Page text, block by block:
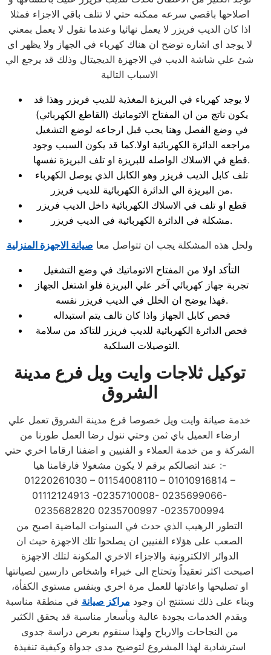
اصلاحها باقصي سرعه ممكنه حتي لا تتلف باقي الاجزاء فمثلا
اذا كان الديب فريزر لا يعمل نهائيا وعندما نقول لا يعمل بمعني
لا يوجد اي اشاره توضح ان هناك كهرباء في الجهاز ولا يظهر اي
شئ علي شاشة الديب في الاجهزة الديجيتال وذلك قد يرجع الي
الاسباب التالية
لا يوجد كهرباء في البريزة المغذية للديب فريزر وهذا قد
يكون ناتج من ان المفتاح الاتوماتيك (القاطع الكهربائي)
في وضع الفصل وهنا يجب قبل ارجاعه لوضع التشغيل
مراجعه الدائرة الكهربائية اولا.كما قد يكون السبب وجود
قطع في الاسلاك الواصله للبريزة او تلف البريزة نفسها.
تلف كابل الديب فريزر وهو الكابل الذي يوصل الكهرباء
من البريزة الي الدائرة الكهربائية للديب فريزر.
قطع او تلف في الاسلاك الكهربائية داخل الديب فريزر
مشكلة في الدائرة الكهربائية في الديب فريزر.
ولحل هذه المشكلة يجب ان تتواصل معا صيانة الاجهزة المنزلية
التأكد اولا من المفتاح الاتوماتيك في وضع التشغيل
تجربة جهاز كهربائي آخر علي البريزة فلو اشتغل الجهاز
فهذا يوضح ان الخلل في الديب فريزر نفسه.
فحص كابل الجهاز واذا كان تالف يتم استبداله
فحص الدائرة الكهربائية للديب فريزر للتاكد من سلامة
التوصيلات السلكية.
توكيل ثلاجات وايت ويل فرع مدينة
الشروق
خدمة صيانة وايت ويل خصوصا فرع مدينة الشروق تعمل علي
ارضاء العميل باي ثمن وحتي ننول رضا العمل طورنا من
الشركة و من خدمة العملاء و الفنيين و اضفنا ارقاما اخري حتي
عند اتصالكم برقم لا يكون مشغولا فارقامنا هيا :-
01220261030 – 01154008110 – 01010916814 –
01112124913 -0235710008- 0235699066-
0235682820 0235700997 -0235700994
التطور الرهيب الذي حدث في السنوات الماضية اصبح من
الصعب على هؤلاء الفنيين ان يصلحوا تلك الاجهزة حيث ان
الدوائر الالكترونية والاجزاء الاخري المكونة لتلك الاجهزة
اصبحت اكثر تعقيداً وتحتاج الى خبراء واشخاص دارسين لصيانتها
او تصليحها واعادتها للعمل مرة اخري وبنفس مستوي الكفأة،
وبناء على ذلك نستنتج ان وجود مراكز صيانة في منطقة مناسبة
ويقدم الخدمات بجودة عالية وبأسعار مناسبة قد يحقق الكثير
من النجاحات والارباح ولهذا سنقوم بعرض دراسة جدوى
استرشادية لهذا المشروع لتوضيح مدى جدواة وكيفية تنفيذة